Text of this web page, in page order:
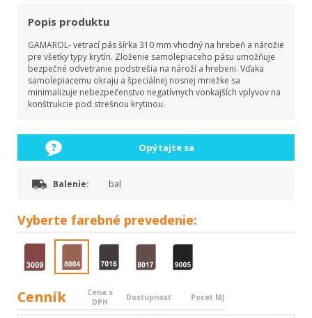
Popis produktu
GAMAROL- vetrací pás šírka 310 mm vhodný na hrebeň a nárožie
pre všetky typy krytín. Zloženie samolepiaceho pásu umožňuje
bezpečné odvetranie podstrešia na nároží a hrebeni. Vďaka
samolepiacemu okraju a špeciálnej nosnej mriežke sa
minimalizuje nebezpečenstvo negatívnych vonkajších vplyvov na
konštrukcie pod strešnou krytinou.
Opýtajte sa
Balenie: bal
Vyberte farebné prevedenie:
Cenník
Cena s
DPH
Dostupnosť Pocet MJ